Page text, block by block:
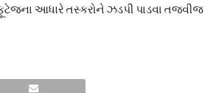
આધારે તસ્કરોને ઝડપી પાડવા તજવીજ